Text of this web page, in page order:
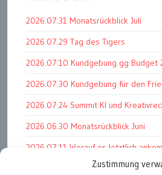
Zustimmung
2026.07.31 Monatsrückblick Juli
2026.07.29 Tag des Tigers
2026.07.10 Kundgebung gg Budget
2026.07.30 Kundgebung für den
2026.07.24 Summit KI und
2026.06.30 Monatsrückblick Juni
2026.07.11 Worauf es letztlich
2026.07.01 Markenwert Studie 2026